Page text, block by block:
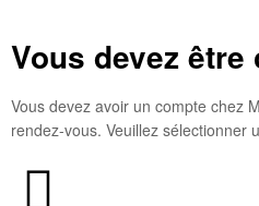
Vous devez être
Vous devez avoir un compte chez
rendez-vous. Veuillez sélectionner